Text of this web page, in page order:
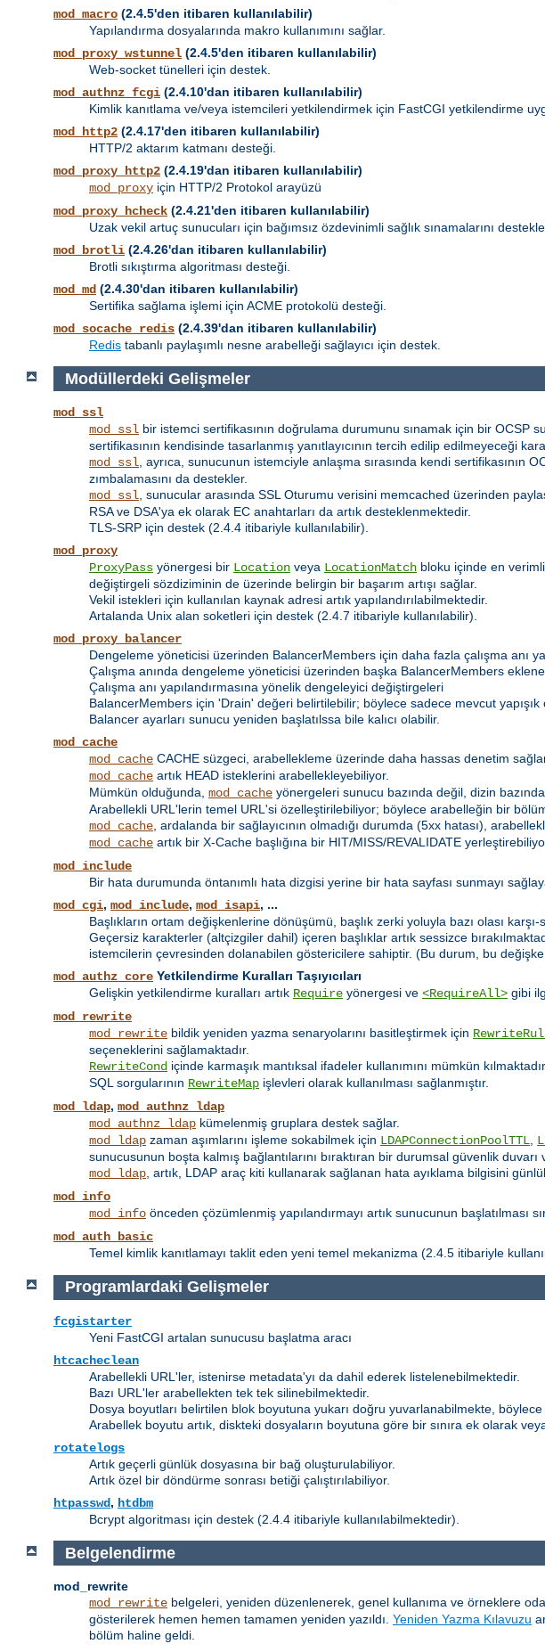
mod_macro (2.4.5'den itibaren kullanılabilir)
Yapılandırma dosyalarında makro kullanımını sağlar.
mod_proxy_wstunnel (2.4.5'den itibaren kullanılabilir)
Web-socket tünelleri için destek.
mod_authnz_fcgi (2.4.10'dan itibaren kullanılabilir)
Kimlik kanıtlama ve/veya istemcileri yetkilendirmek için FastCGI yetkilendirme
mod_http2 (2.4.17'den itibaren kullanılabilir)
HTTP/2 aktarım katmanı desteği.
mod_proxy_http2 (2.4.19'dan itibaren kullanılabilir)
mod_proxy için HTTP/2 Protokol arayüzü
mod_proxy_hcheck (2.4.21'den itibaren kullanılabilir)
Uzak vekil artuç sunucuları için bağımsız özdevinimli sağlık sınamalarını
mod_brotli (2.4.26'dan itibaren kullanılabilir)
Brotli sıkıştırma algoritması desteği.
mod_md (2.4.30'dan itibaren kullanılabilir)
Sertifika sağlama işlemi için ACME protokolü desteği.
mod_socache_redis (2.4.39'dan itibaren kullanılabilir)
Redis tabanlı paylaşımlı nesne arabelleği sağlayıcı için destek.
Modüllerdeki Gelişmeler
mod_ssl
mod_ssl bir istemci sertifikasının doğrulama durumunu sınamak için bir OCSP
sertifikasının kendisinde tasarlanmış yanıtlayıcının tercih edilip edilmeyeceği
mod_ssl, ayrıca, sunucunun istemciyle anlaşma sırasında kendi sertifikasının
zımbalamasını da destekler.
mod_ssl, sunucular arasında SSL Oturumu verisini memcached üzerinden
RSA ve DSA'ya ek olarak EC anahtarları da artık desteklenmektedir.
TLS-SRP için destek (2.4.4 itibariyle kullanılabilir).
mod_proxy
ProxyPass yönergesi bir Location veya LocationMatch bloku içinde en
değiştirgeli sözdiziminin de üzerinde belirgin bir başarım artışı sağlar.
Vekil istekleri için kullanılan kaynak adresi artık yapılandırılabilmektedir.
Artalanda Unix alan soketleri için destek (2.4.7 itibariyle kullanılabilir).
mod_proxy_balancer
Dengeleme yöneticisi üzerinden BalancerMembers için daha fazla çalışma anı
Çalışma anında dengeleme yöneticisi üzerinden başka BalancerMembers
Çalışma anı yapılandırmasına yönelik dengeleyici değiştirgeleri
BalancerMembers için 'Drain' değeri belirtilebilir; böylece sadece mevcut
Balancer ayarları sunucu yeniden başlatılssa bile kalıcı olabilir.
mod_cache
mod_cache CACHE süzgeci, arabellekleme üzerinde daha hassas denetim
mod_cache artık HEAD isteklerini arabellekleyebiliyor.
Mümkün olduğunda, mod_cache yönergeleri sunucu bazında değil, dizin
Arabellekli URL'lerin temel URL'si özelleştirilebiliyor; böylece arabelleğin bir
mod_cache, ardalanda bir sağlayıcının olmadığı durumda (5xx hatası),
mod_cache artık bir X-Cache başlığına bir HIT/MISS/REVALIDATE
mod_include
Bir hata durumunda öntanımlı hata dizgisi yerine bir hata sayfası sunmayı
mod_cgi, mod_include, mod_isapi, ...
Başlıkların ortam değişkenlerine dönüşümü, başlık zerki yoluyla bazı olası
Geçersiz karakterler (altçizgiler dahil) içeren başlıklar artık sessizce
istemcilerin çevresinden dolanabilen göstericilere sahiptir. (Bu durum, bu
mod_authz_core Yetkilendirme Kuralları Taşıyıcıları
Gelişkin yetkilendirme kuralları artık Require yönergesi ve <RequireAll> gibi
mod_rewrite
mod_rewrite bildik yeniden yazma senaryolarını basitleştirmek için
seçeneklerini sağlamaktadır.
RewriteCond içinde karmaşık mantıksal ifadeler kullanımını mümkün
SQL sorgularının RewriteMap işlevleri olarak kullanılması sağlanmıştır.
mod_ldap, mod_authnz_ldap
mod_authnz_ldap kümelenmiş gruplara destek sağlar.
mod_ldap zaman aşımlarını işleme sokabilmek için LDAPConnectionPoolTTL,
sunucusunun boşta kalmış bağlantılarını bıraktıran bir durumsal güvenlik duvarı
mod_ldap, artık, LDAP araç kiti kullanarak sağlanan hata ayıklama bilgisini
mod_info
mod_info önceden çözümlenmiş yapılandırmayı artık sunucunun başlatılması
mod_auth_basic
Temel kimlik kanıtlamayı taklit eden yeni temel mekanizma (2.4.5 itibariyle
Programlardaki Gelişmeler
fcgistarter
Yeni FastCGI artalan sunucusu başlatma aracı
htcacheclean
Arabellekli URL'ler, istenirse metadata'yı da dahil ederek listelenebilmektedir.
Bazı URL'ler arabellekten tek tek silinebilmektedir.
Dosya boyutları belirtilen blok boyutuna yukarı doğru yuvarlanabilmekte,
Arabellek boyutu artık, diskteki dosyaların boyutuna göre bir sınıra ek olarak
rotatelogs
Artık geçerli günlük dosyasına bir bağ oluşturulabiliyor.
Artık özel bir döndürme sonrası betiği çalıştırılabiliyor.
htpasswd, htdbm
Bcrypt algoritması için destek (2.4.4 itibariyle kullanılabilmektedir).
Belgelendirme
mod_rewrite
mod_rewrite belgeleri, yeniden düzenlenerek, genel kullanıma ve örneklere
gösterilerek hemen hemen tamamen yeniden yazıldı. Yeniden Yazma Kılavuzu
bölüm haline geldi.